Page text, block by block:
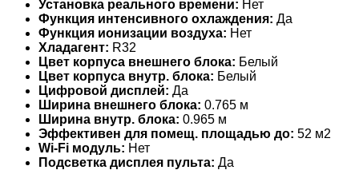
Установка реального времени: Нет
Функция интенсивного охлаждения: Да
Функция ионизации воздуха: Нет
Хладагент: R32
Цвет корпуса внешнего блока: Белый
Цвет корпуса внутр. блока: Белый
Цифровой дисплей: Да
Ширина внешнего блока: 0.765 м
Ширина внутр. блока: 0.965 м
Эффективен для помещ. площадью до: 52 м2
Wi-Fi модуль: Нет
Подсветка дисплея пульта: Да